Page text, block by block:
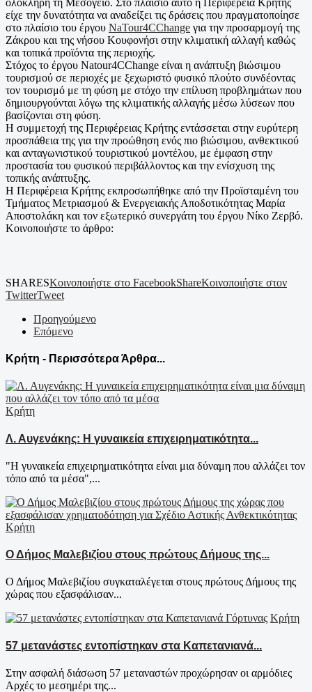
είχε την δυνατότητα να αναδείξει τις δράσεις που πραγματοποίησε
στο πλαίσιο του έργου NaTour4CChange για την προσαρμογή της
Ζάκρου και της νήσου Κουφονήσι στην κλιματική αλλαγή καθώς
και τοπικά προϊόντα της περιοχής.
Στόχος το έργου Natour4CChange είναι η ανάπτυξη βιώσιμου
τουρισμού σε περιοχές με ξεχωριστό φυσικό πλούτο συνδέοντας
τον τουρισμό με τη φύση με στόχο την επίλυση προβλημάτων που
δημιουργούνται λόγω της κλιματικής αλλαγής μέσω λύσεων που
βασίζονται στη φύση.
Η συμμετοχή της Περιφέρειας Κρήτης εντάσσεται στην ευρύτερη
προσπάθεια της για την προώθηση ενός πιο βιώσιμου, ανθεκτικού
και ανταγωνιστικού τουριστικού μοντέλου, με έμφαση στην
προστασία του φυσικού περιβάλλοντος και την ενίσχυση της
τοπικής ανάπτυξης.
Η Περιφέρεια Κρήτης εκπροσωπήθηκε από την Προϊσταμένη του
Τμήματος Μετριασμού & Ενεργειακής Αποδοτικότητας Μαρία
Αποστολάκη και τον εξωτερικό συνεργάτη του έργου Νίκο Ζερβό.
Κοινοποιήστε το άρθρο:
SHARESΚοινοποιήστε στο FacebookShareΚοινοποιήστε στον
TwitterTweet
Προηγούμενο
Επόμενο
Κρήτη - Περισσότερα Άρθρα...
Κρήτη
Λ. Αυγενάκης: Η γυναικεία επιχειρηματικότητα...
"Η γυναικεία επιχειρηματικότητα είναι μια δύναμη που αλλάζει τον
τόπο από τα μέσα",...
Κρήτη
Ο Δήμος Μαλεβιζίου στους πρώτους Δήμους της...
Ο Δήμος Μαλεβιζίου συγκαταλέγεται στους πρώτους Δήμους της
χώρας που εξασφάλισαν...
Κρήτη
57 μετανάστες εντοπίστηκαν στα Καπετανιανά...
Στην ασφαλή διάσωση 57 μεταναστών προχώρησαν οι αρμόδιες
Αρχές το μεσημέρι της...